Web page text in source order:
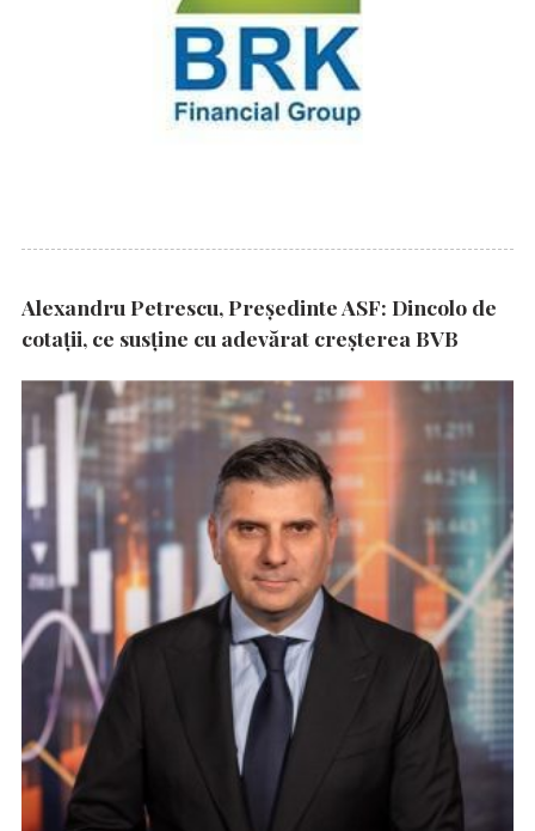
Alexandru Petrescu, Președinte ASF: Dincolo de
cotații, ce susține cu adevărat creșterea BVB